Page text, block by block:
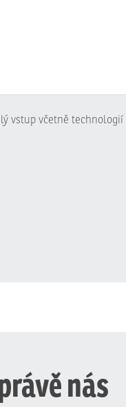
vstup včetně
nás